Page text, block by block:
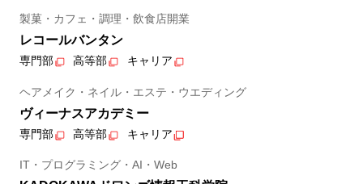
製菓・カフェ・調理・飲食店開業
レコールバンタン
専門部 高等部 キャリア
ヘアメイク・ネイル・エステ・ウエディング
ヴィーナスアカデミー
専門部 高等部 キャリア
IT・プログラミング・AI・Web